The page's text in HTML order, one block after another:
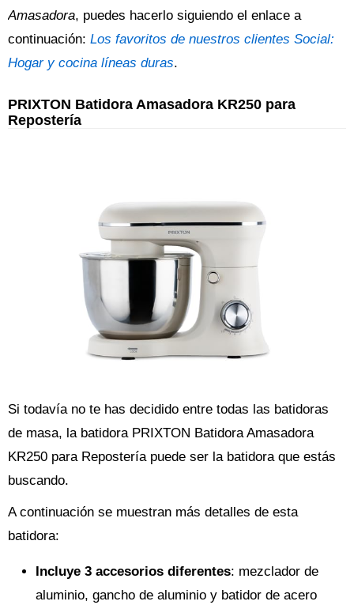
Amasadora, puedes hacerlo siguiendo el enlace a
continuación: Los favoritos de nuestros clientes Social:
Hogar y cocina líneas duras.
PRIXTON Batidora Amasadora KR250 para
Repostería
Si todavía no te has decidido entre todas las batidoras
de masa, la batidora PRIXTON Batidora Amasadora
KR250 para Repostería puede ser la batidora que estás
buscando.
A continuación se muestran más detalles de esta
batidora:
Incluye 3 accesorios diferentes: mezclador de
aluminio, gancho de aluminio y batidor de acero